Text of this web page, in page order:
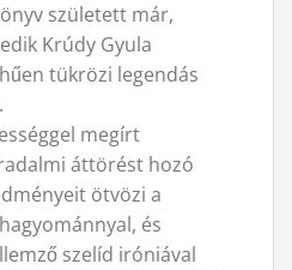
született már,
Krúdy Gyula
tükrözi legendás
megírt
áttörést hozó
ötvözi a
és
szelíd iróniával